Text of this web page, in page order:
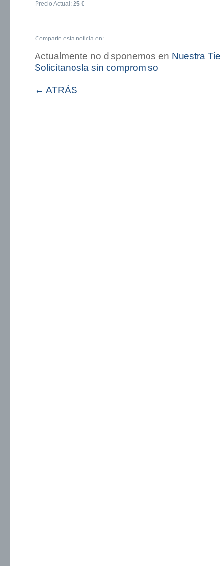
Precio Actual: 25 €
Comparte esta noticia en:
Actualmente no disponemos en Nuestra
Solicítanosla sin compromiso
← ATRÁS